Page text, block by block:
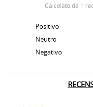
calcolato da 1
Positivo
Neutro
Negativo